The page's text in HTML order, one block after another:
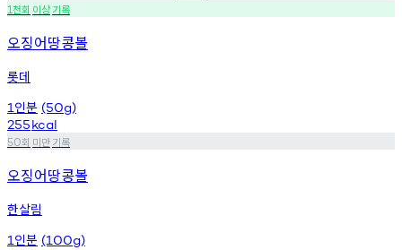
1천회 이상기록
오징어땅콩볼
롯데
1 인분 (50g)
255kcal
50회 미만기록
오징어땅콩볼
한살림
1 인분 (100g)